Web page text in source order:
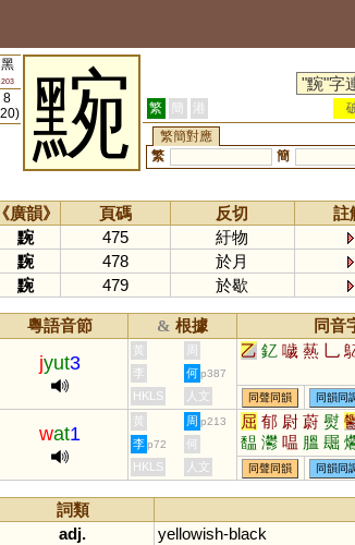
黑
203
8
黦 繁 簡 港
繁簡對應
繁
簡
《廣韻》 頁碼 反切
註
黦
475
紆物
黦
478
於月
黦
479 於歇
粵語音節 & 根據 同音
jyut3
黃 周 乙 釔 噦 爇 乚
李 何 p387
HKLS 人文 同聲同韻 同韻同
wat1
黃 周 p213 屈 郁 尉 蔚 熨
馧 灪 嗢 膃 镼
李 p72
何
HKLS
人文 同聲同韻 同韻同
詞類
adj.
yellowish-black